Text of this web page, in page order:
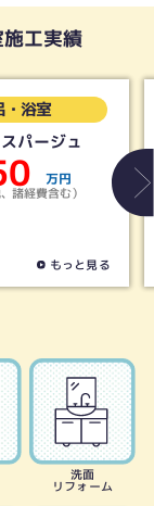
工実績
【リクシル
1216サイズ
費用
（消費
洗面
リフォーム